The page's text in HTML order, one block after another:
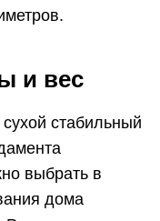
и вес
стабильный
выбрать в
дома